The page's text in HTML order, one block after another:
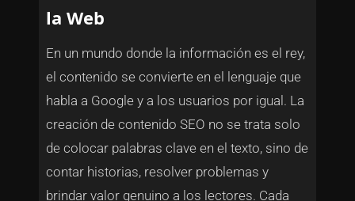
la Web
En un mundo donde la información es el rey,
el contenido se convierte en el lenguaje que
habla a Google y a los usuarios por igual. La
creación de contenido SEO no se trata solo
de colocar palabras clave en el texto, sino de
contar historias, resolver problemas y
brindar valor genuino a los lectores. Cada